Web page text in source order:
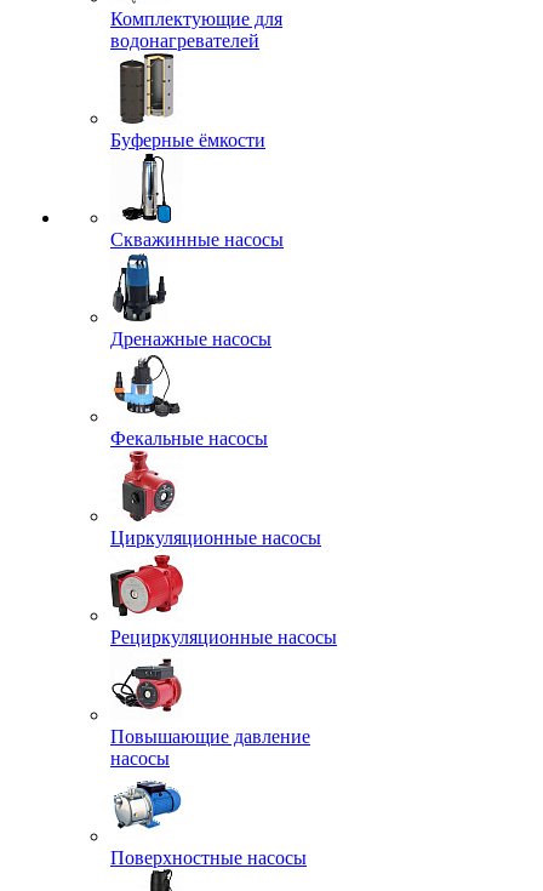
Комплектующие для
водонагревателей
Буферные ёмкости
Скважинные насосы
Дренажные насосы
Фекальные насосы
Циркуляционные насосы
Рециркуляционные насосы
Повышающие давление
насосы
Поверхностные насосы